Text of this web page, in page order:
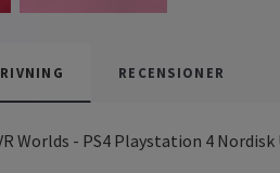
RECENSIONER
Worlds - PS4 Playstation 4 Nordisk